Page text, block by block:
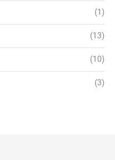
(1)
(13)
(10)
(3)